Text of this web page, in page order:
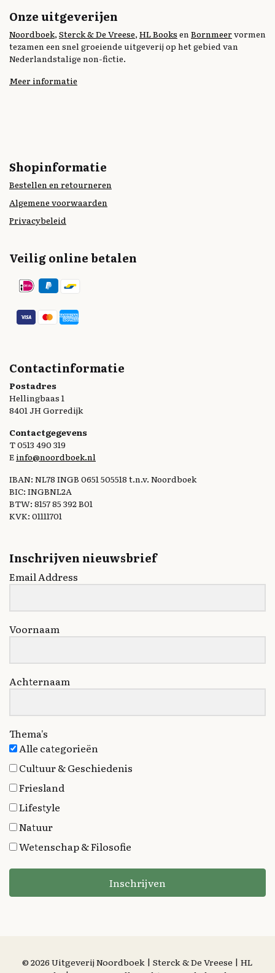
Onze uitgeverijen
Noordboek, Sterck & De Vreese, HL Books enBornmeervormen
tezamen een snel groeiende uitgeverij op het gebied van
Nederlandstalige non-fictie.
Meer informatie
Shopinformatie
Bestellen en retourneren
Algemene voorwaarden
Privacybeleid
Veilig online betalen
Contactinformatie
Postadres
Hellingbaas 1
8401 JH Gorredijk
Contactgegevens
T 0513 490 319
E info@noordboek.nl
IBAN: NL78 INGB 0651 505518 t.n.v. Noordboek
BIC: INGBNL2A
BTW: 8157 85 392 B01
KVK: 01111701
Inschrijven nieuwsbrief
Email Address
Voornaam
Achternaam
Thema's
Alle categorieën
Cultuur & Geschiedenis
Friesland
Lifestyle
Natuur
Wetenschap & Filosofie
Inschrijven
© 2026 Uitgeverij Noordboek | Sterck & De Vreese | HL